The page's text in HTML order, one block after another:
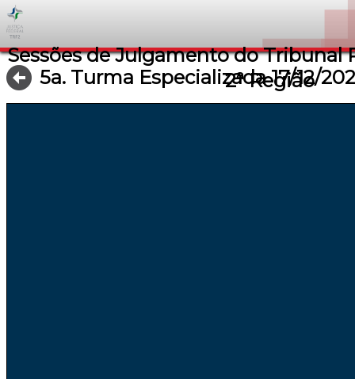
Sessões de Julgamento do Tribunal
2ª Região
5a. Turma Especializada 17/12/